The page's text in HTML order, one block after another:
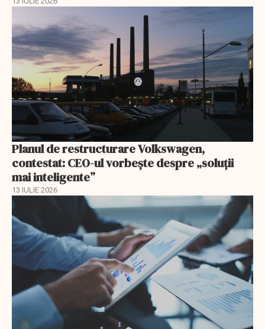
Planul de restructurare Volkswagen,
contestat: CEO-ul vorbește despre „soluții
mai inteligente”
13 IULIE 2026